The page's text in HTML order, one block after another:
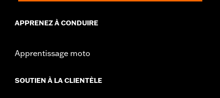
APPRENEZ À CONDUIRE
Apprentissage moto
SOUTIEN À LA CLIENTÈLE